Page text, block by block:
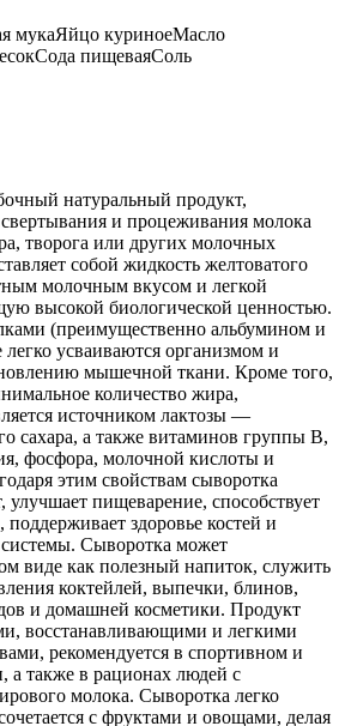
мукаЯйцо куриноеМасло
Сода пищеваяСоль
натуральный продукт,
и процеживания молока
творога или других молочных
собой жидкость желтоватого
молочным вкусом и легкой
высокой биологической ценностью.
(преимущественно альбумином и
усваиваются организмом и
мышечной ткани. Кроме того,
количество жира,
источником лактозы —
сахара, а также витаминов группы B,
фосфора, молочной кислоты и
этим свойствам сыворотка
улучшает пищеварение, способствует
здоровье костей и
системы. Сыворотка может
виде как полезный напиток, служить
коктейлей, выпечки, блинов,
и домашней косметики. Продукт
восстанавливающими и легкими
рекомендуется в спортивном и
а также в рационах людей с
молока. Сыворотка легко
с фруктами и овощами, делая